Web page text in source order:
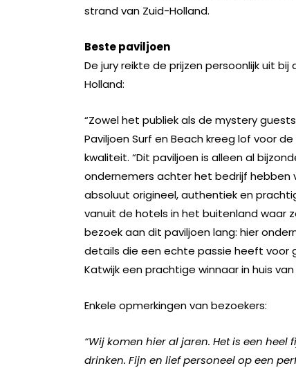
strand van Zuid-Holland.
Beste paviljoen
De jury reikte de prijzen persoonlijk uit
Holland:
“Zowel het publiek als de mystery
Paviljoen Surf en Beach kreeg lof voor
kwaliteit. “Dit paviljoen is alleen al
ondernemers achter het bedrijf
absoluut origineel, authentiek en
vanuit de hotels in het buitenland waar
bezoek aan dit paviljoen lang: hier
details die een echte passie heeft voor
Katwijk een prachtige winnaar in huis
Enkele opmerkingen van bezoekers:
“Wij komen hier al jaren. Het is een
drinken. Fijn en lief personeel op een